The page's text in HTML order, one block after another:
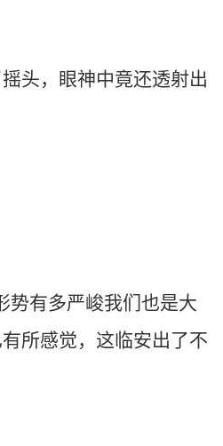
眼神中竟还透射出
多严峻我们也是大
所感觉，这临安出了不